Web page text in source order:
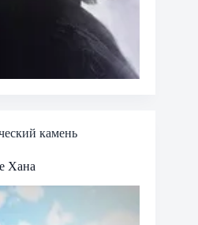
камень
Хана